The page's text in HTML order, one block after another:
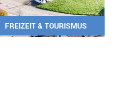
FREIZEIT & TOURISMUS